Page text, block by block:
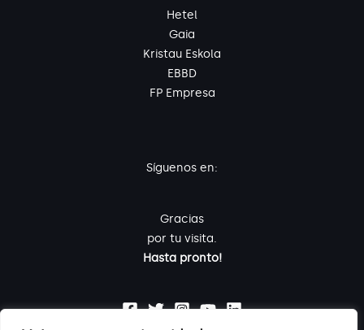
Hetel
Gaia
Kristau Eskola
EBBD
FP Empresa
Síguenos en:
Gracias
por tu visita.
Hasta pronto!